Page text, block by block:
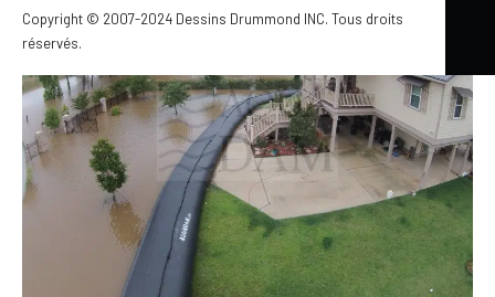
Copyright © 2007-2024 Dessins Drummond INC. Tous droits
réservés.